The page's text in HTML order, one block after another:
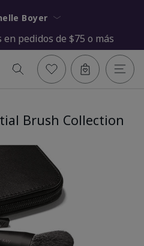
Michelle Boyer
pedidos de $75 o más
Brush Collection